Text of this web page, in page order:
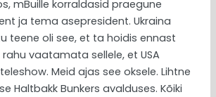
mBuille korraldasid praegune
ja tema asepresident. Ukraina
teene oli see, et ta hoidis ennast
vaatamata sellele, et USA
Meid ajas see oksele. Lihtne
Haltbakk Bunkers avalduses. Kõiki